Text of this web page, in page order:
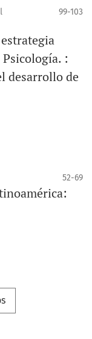
99-103
:
desarrollo de
52-69